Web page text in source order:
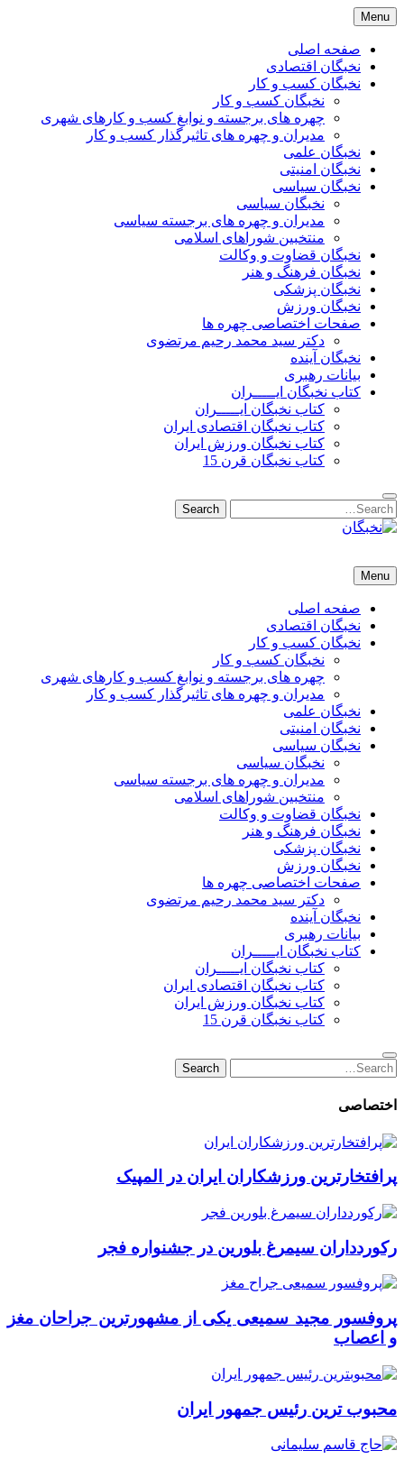
Skip
to
content
Menu
صفحه اصلی
نخبگان اقتصادی
نخبگان کسب و کار
نخبگان کسب و کار
چهره های برجسته و نوابغ کسب و کارهای شهری
مدیران و چهره های تاثیرگذار کسب و کار
نخبگان علمی
نخبگان امنیتی
نخبگان سیاسی
نخبگان سیاسی
مدیران و چهره های برجسته سیاسی
منتخبین شوراهای اسلامی
نخبگان قضاوت و وکالت
نخبگان فرهنگ و هنر
نخبگان پزشکی
نخبگان ورزش
صفحات اختصاصی چهره ها
دکتر سید محمد رحیم مرتضوی
نخبگان آینده
بیانات رهبری
کتاب نخبگان ایـــــران
کتاب نخبگان ایـــــران
کتاب نخبگان اقتصادی ایران
کتاب نخبگان ورزش ایران
کتاب نخبگان قرن 15
Search
for:
Search
نخبگان تایمز/ کتاب نخبگان + پورتال رسمی کتاب نخبگان ایران –
ورزش ایران – کتاب نخبگان کسب و کار ایران – کتاب نخبگان ایران
Menu
صفحه اصلی
نخبگان اقتصادی
نخبگان کسب و کار
نخبگان کسب و کار
چهره های برجسته و نوابغ کسب و کارهای شهری
مدیران و چهره های تاثیرگذار کسب و کار
نخبگان علمی
نخبگان امنیتی
نخبگان سیاسی
نخبگان سیاسی
مدیران و چهره های برجسته سیاسی
منتخبین شوراهای اسلامی
نخبگان قضاوت و وکالت
نخبگان فرهنگ و هنر
نخبگان پزشکی
نخبگان ورزش
صفحات اختصاصی چهره ها
دکتر سید محمد رحیم مرتضوی
نخبگان آینده
بیانات رهبری
کتاب نخبگان ایـــــران
کتاب نخبگان ایـــــران
کتاب نخبگان اقتصادی ایران
کتاب نخبگان ورزش ایران
کتاب نخبگان قرن 15
Search
for:
Search
اختصاصی
پرافتخارترین ورزشکاران ایران در المپیک
رکوردداران سیمرغ بلورین در جشنواره فجر
پروفسور مجید سمیعی یکی از مشهورترین جراحان مغز
و اعصاب
محبوب ترین رئیس جمهور ایران